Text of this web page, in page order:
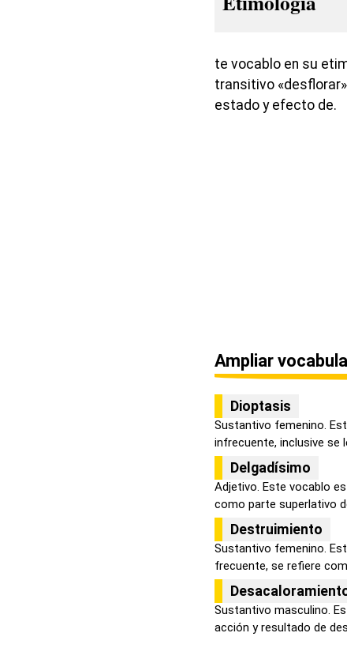
te vocablo en su
transitivo
estado y efecto de.
Ampliar
Dioptasis
Sustantivo femenino.
infrecuente, inclusive se
Delgadísimo
Adjetivo. Este vocablo
como parte superlativo
Destruimiento
Sustantivo femenino.
frecuente, se refiere
Sustantivo masculino.
acción y resultado de